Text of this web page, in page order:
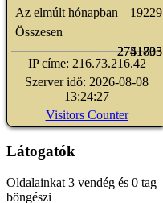
Az elmúlt hónapban
Összesen
2741835
19229
2751703
IP címe: 216.73.216.42
Szerver idő: 2026-08-08
13:24:27
Visitors Counter
Látogatók
Oldalainkat 3 vendég és 0 tag
böngészi